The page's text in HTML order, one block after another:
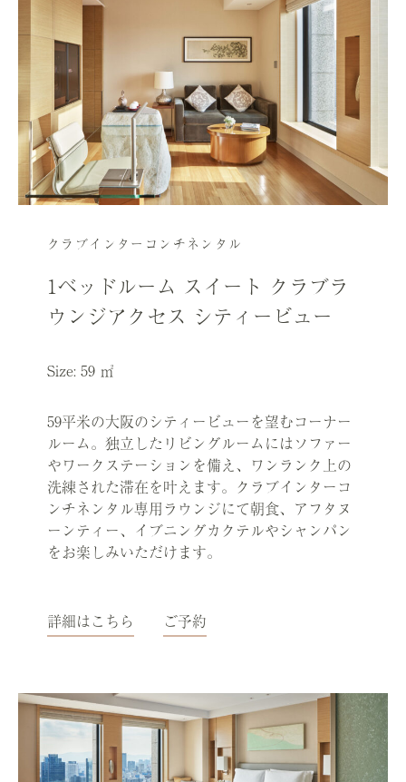
クラブインターコンチネンタル
1ベッドルーム スイート クラブラ
ウンジアクセス シティービュー
Size: 59 ㎡
59平米の大阪のシティービューを望むコーナー
ルーム。独立したリビングルームにはソファー
やワークステーションを備え、ワンランク上の
洗練された滞在を叶えます。クラブインターコ
ンチネンタル専用ラウンジにて朝食、アフタヌ
ーンティー、イブニングカクテルやシャンパン
をお楽しみいただけます。
詳細はこちら ご予約